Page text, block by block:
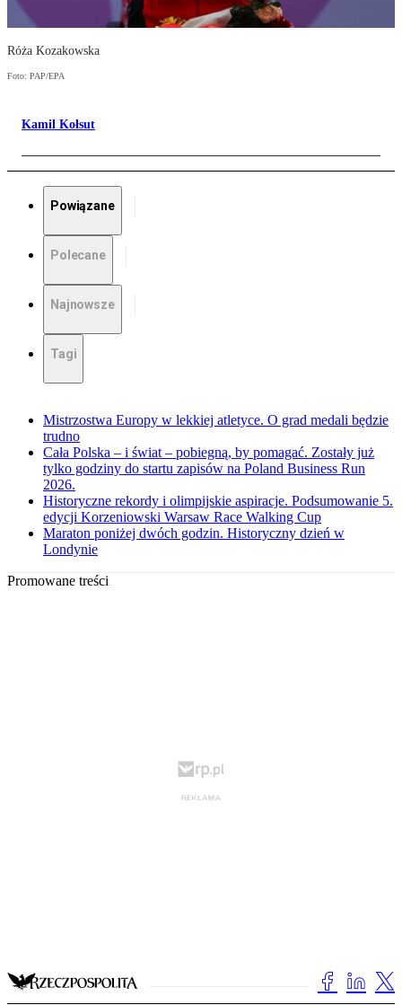
Róża Kozakowska
Foto: PAP/EPA
Kamil Kołsut
Powiązane
Polecane
Najnowsze
Tagi
Mistrzostwa Europy w lekkiej atletyce. O grad medali będzie
trudno
Cała Polska – i świat – pobiegną, by pomagać. Zostały już
tylko godziny do startu zapisów na Poland Business Run
2026.
Historyczne rekordy i olimpijskie aspiracje. Podsumowanie 5.
edycji Korzeniowski Warsaw Race Walking Cup
Maraton poniżej dwóch godzin. Historyczny dzień w
Londynie
Promowane treści